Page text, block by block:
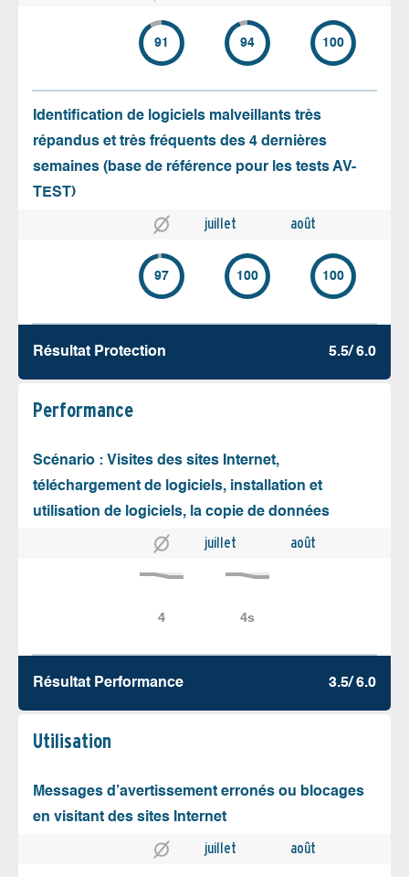
91 94 100
Identification de logiciels malveillants très
répandus et très fréquents des 4 dernières
semaines (base de référence pour les tests AV-
TEST)
juillet août
97 100 100
Résultat Protection 5.5/ 6.0
Performance
Scénario : Visites des sites Internet,
téléchargement de logiciels, installation et
utilisation de logiciels, la copie de données
juillet août
Résultat Performance 3.5/ 6.0
Utilisation
Messages d’avertissement erronés ou blocages
en visitant des sites Internet
juillet août